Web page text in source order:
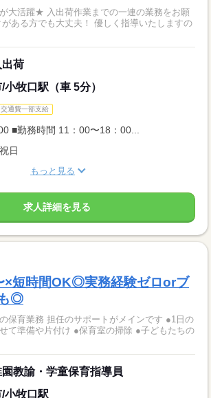
大活躍★ 入出荷作業までの一連の業務をお願
荷
牧口駅（車 5分）
交通費一部支給
■勤務時間 11：00〜18：00...
日
もっと見る
求人詳細を見る
×短時間OK◎実務経験ゼロorブ
◎
育業務 担任のサポートがメインです ●1日の
て準備や片付け ●保育室の掃除 ●子どもたちの
教諭・学童保育指導員
小牧口駅